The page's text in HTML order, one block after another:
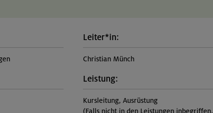
Leiter*in:
Christian Münch
Leistung:
Kursleitung, Ausrüstung
(Falls nicht in den Leistungen inbegriffen,